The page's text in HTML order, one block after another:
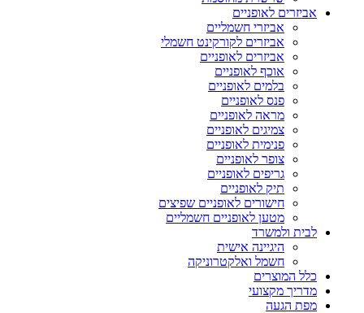
אביזרים לאופניים
אביזרי חשמליים
אביזרים לקורקינט חשמלי
אביזרים לאופניים
אוכף לאופניים
בלמים לאופניים
פנס לאופניים
מראה לאופניים
צמיגים לאופניים
פנימית לאופניים
צופר לאופניים
גריפים לאופניים
תיק לאופניים
חישורים לאופניים שפיצים
מטען לאופניים חשמליים
לבית ולמשרד
היגיינה אישית
חשמל ואלקטרוניקה
כלל המוצרים
מדריך מקצועי
מפת הגעה